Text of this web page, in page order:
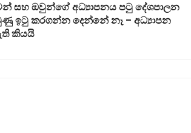
සහ ඔවුන්ගේ අධ්‍යාපනය පටු දේශපාලන
ඉටු කරගන්න දෙන්නේ නෑ – අධ්‍යාපන
කියයි